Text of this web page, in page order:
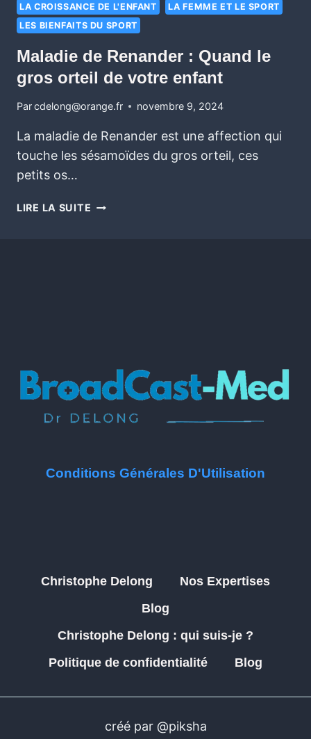
LA CROISSANCE DE L'ENFANT
LA FEMME ET LE SPORT
LES BIENFAITS DU SPORT
Maladie de Renander : Quand le
gros orteil de votre enfant
Parcdelong@orange.fr novembre 9, 2024
La maladie de Renander est une affection qui
touche les sésamoïdes du gros orteil, ces
petits os…
LIRE LA SUITE
Conditions Générales D'Utilisation
Christophe Delong
Nos Expertises
Blog
Christophe Delong : qui suis-je ?
Politique de confidentialité
Blog
créé par @piksha